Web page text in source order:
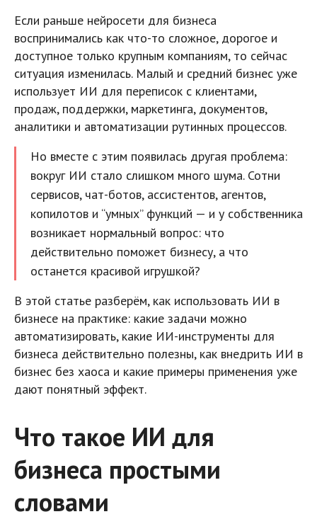
Если раньше нейросети для бизнеса
воспринимались как что-то сложное, дорогое и
доступное только крупным компаниям, то сейчас
ситуация изменилась. Малый и средний бизнес уже
использует ИИ для переписок с клиентами,
продаж, поддержки, маркетинга, документов,
аналитики и автоматизации рутинных процессов.
Но вместе с этим появилась другая проблема:
вокруг ИИ стало слишком много шума. Сотни
сервисов, чат-ботов, ассистентов, агентов,
копилотов и “умных” функций — и у собственника
возникает нормальный вопрос: что
действительно поможет бизнесу, а что
останется красивой игрушкой?
В этой статье разберём, как использовать ИИ в
бизнесе на практике: какие задачи можно
автоматизировать, какие ИИ-инструменты для
бизнеса действительно полезны, как внедрить ИИ в
бизнес без хаоса и какие примеры применения уже
дают понятный эффект.
Что такое ИИ для
бизнеса простыми
словами